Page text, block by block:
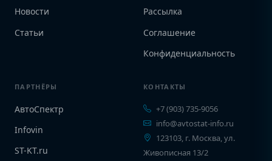
Новости
Статьи
Рассылка
Соглашение
Конфиденциальность
ПАРТНЁРЫ
АвтоСпектр
Infovin
ST-KT.ru
КОНТАКТЫ
+7 (903) 735-9056
info@avtostat-info.ru
123103, г. Москва, ул.
Живописная 13/2